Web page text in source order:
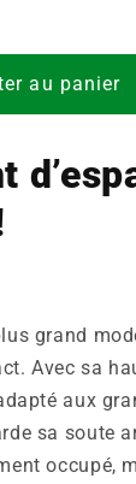
au panier
grand
Avec sa
aux
sa soute
occupé,